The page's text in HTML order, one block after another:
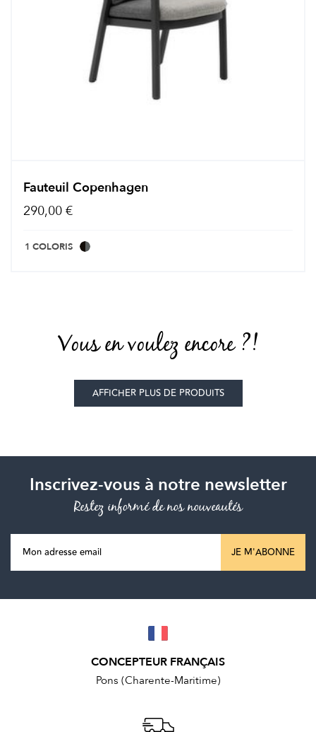
Fauteuil Copenhagen
290,00 €
1 COLORIS
Vous en voulez encore ?!
AFFICHER PLUS DE PRODUITS
Inscrivez-vous à notre newsletter
Restez informé de nos nouveautés
JE M'ABONNE
CONCEPTEUR FRANÇAIS
Pons (Charente-Maritime)